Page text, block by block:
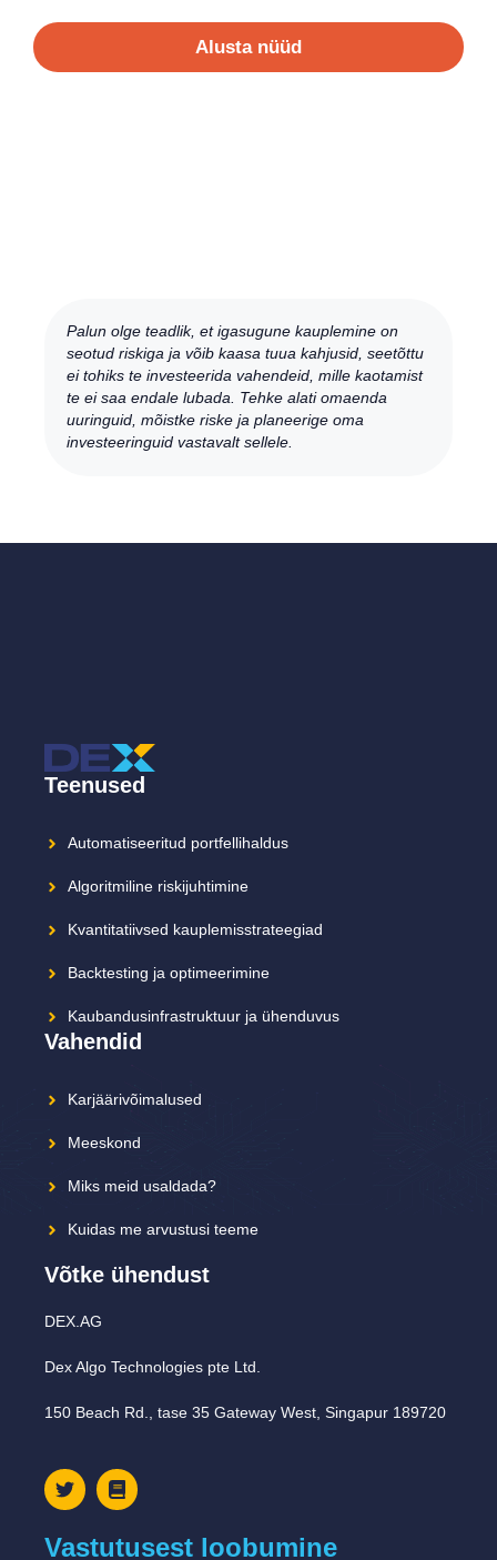
Alusta nüüd
Palun olge teadlik, et igasugune kauplemine on
seotud riskiga ja võib kaasa tuua kahjusid, seetõttu
ei tohiks te investeerida vahendeid, mille kaotamist
te ei saa endale lubada. Tehke alati omaenda
uuringuid, mõistke riske ja planeerige oma
investeeringuid vastavalt sellele.
Teenused
Automatiseeritud portfellihaldus
Algoritmiline riskijuhtimine
Kvantitatiivsed kauplemisstrateegiad
Backtesting ja optimeerimine
Kaubandusinfrastruktuur ja ühenduvus
Vahendid
Karjäärivõimalused
Meeskond
Miks meid usaldada?
Kuidas me arvustusi teeme
Võtke ühendust
DEX.AG
Dex Algo Technologies pte Ltd.
150 Beach Rd., tase 35 Gateway West, Singapur 189720
Vastutusest loobumine